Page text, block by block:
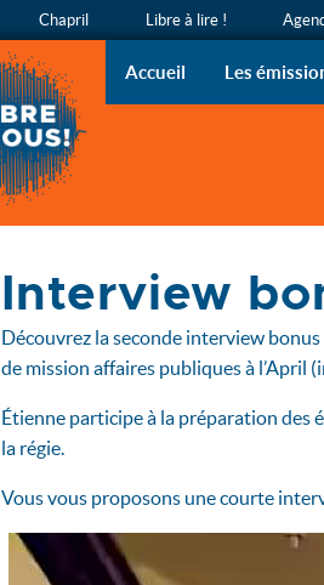
Libre à
Accueil Les
Interview bonus en vidéo d’Étienne Gonnu
Interview
Découvrez la seconde interview
de mission affaires publiques à l’April
Étienne participe à la préparation des
la régie.
Vous vous proposons une courte
Chapril Libre à lire !